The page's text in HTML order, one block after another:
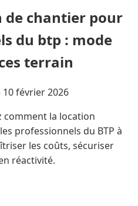
de chantier pour
du btp : mode
terrain
10 février 2026
comment la location
professionnels du BTP à
les coûts, sécuriser
réactivité.